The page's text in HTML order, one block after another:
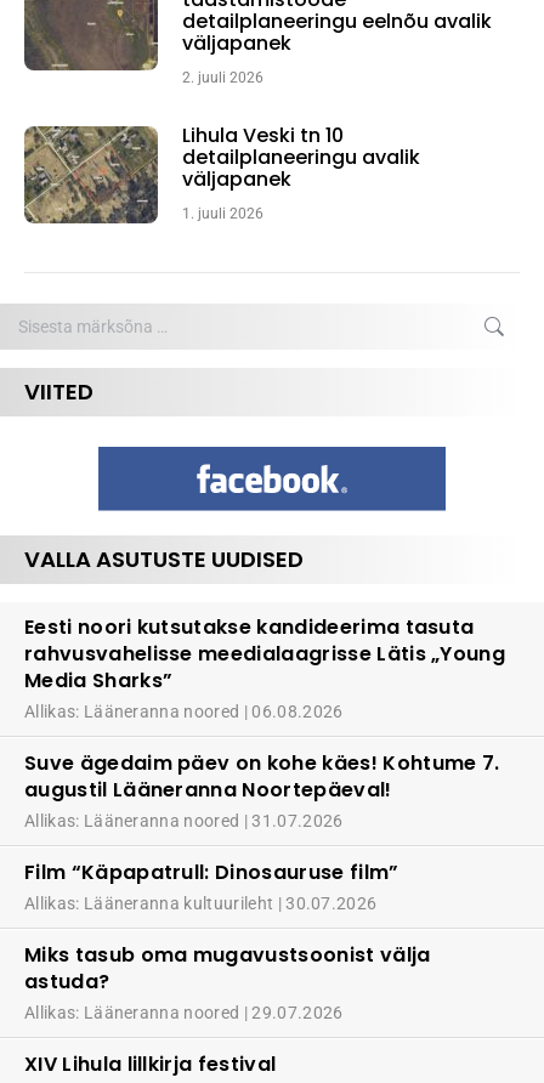
detailplaneeringu eelnõu avalik
väljapanek
2. juuli 2026
Lihula Veski tn 10
detailplaneeringu avalik
väljapanek
1. juuli 2026
VIITED
VALLA ASUTUSTE UUDISED
Eesti noori kutsutakse kandideerima tasuta
rahvusvahelisse meedialaagrisse Lätis „Young
Media Sharks”
Allikas: Lääneranna noored 06.08.2026
Suve ägedaim päev on kohe käes! Kohtume 7.
augustil Lääneranna Noortepäeval!
Allikas: Lääneranna noored 31.07.2026
Film “Käpapatrull: Dinosauruse film”
Allikas: Lääneranna kultuurileht 30.07.2026
Miks tasub oma mugavustsoonist välja
astuda?
Allikas: Lääneranna noored 29.07.2026
XIV Lihula lillkirja festival